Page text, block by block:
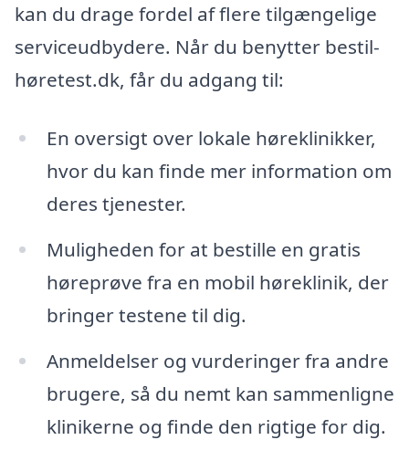
kan du drage fordel af flere tilgængelige
serviceudbydere. Når du benytter bestil-
høretest.dk, får du adgang til:
En oversigt over lokale høreklinikker,
hvor du kan finde mer information om
deres tjenester.
Muligheden for at bestille en gratis
høreprøve fra en mobil høreklinik, der
bringer testene til dig.
Anmeldelser og vurderinger fra andre
brugere, så du nemt kan sammenligne
klinikerne og finde den rigtige for dig.